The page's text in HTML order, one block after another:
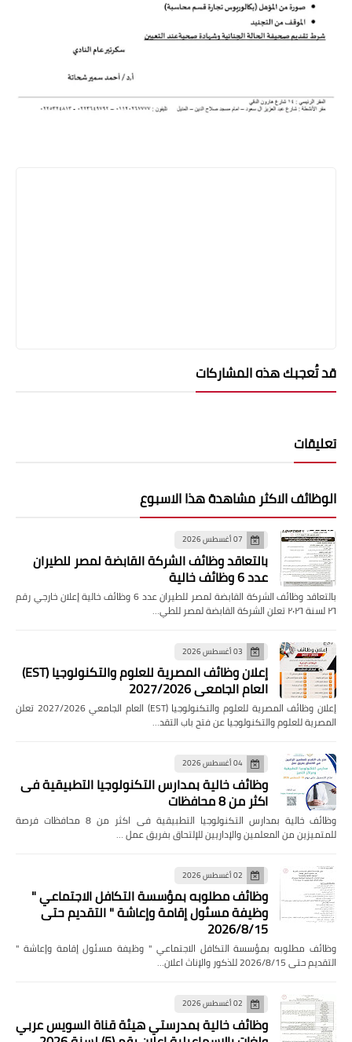
قد تُعجبك هذه المشاركات
تعليقات
الوظائف الاكثر مشاهدة هذا الاسبوع
07 أغسطس 2026
بالتعاقد وظائف الشركة القابضة لمصر للطيران
عدد 6 وظائف خالية
بالتعاقد وظائف الشركة القابضة لمصر للطيران عدد 6 وظائف خالية إعلان خارجي رقم
٢٦ لسنة ٢٠٢٦ تعلن الشركة القابضة لمصر للطي…
03 أغسطس 2026
إعلان وظائف المصرية للعلوم والتكنولوجيا (EST)
العام الجامعي 2027/2026
إعلان وظائف المصرية للعلوم والتكنولوجيا (EST) العام الجامعي 2027/2026 تعلن
المصرية للعلوم والتكنولوجيا عن فتح باب التقد…
04 أغسطس 2026
وظائف خالية بمدارس التكنولوجيا التطبيقية فى
اكثر من 8 محافظات
وظائف خالية بمدارس التكنولوجيا التطبيقية فى اكثر من 8 محافظات فرصة
للمتميزين من المعلمين والإداريين للإلتحاق بفريق عمل …
02 أغسطس 2026
وظائف مطلوبه بمؤسسة التكافل الاجتماعي "
وظيفة مسئول إقامة وإعاشة " التقديم حتى
2026/8/15
وظائف مطلوبه بمؤسسة التكافل الاجتماعي " وظيفة مسئول إقامة وإعاشة "
التقديم حتى 2026/8/15 للذكور والإناث اعلان…
02 أغسطس 2026
وظائف خالية بمدرستي هيئة قناة السويس عربي